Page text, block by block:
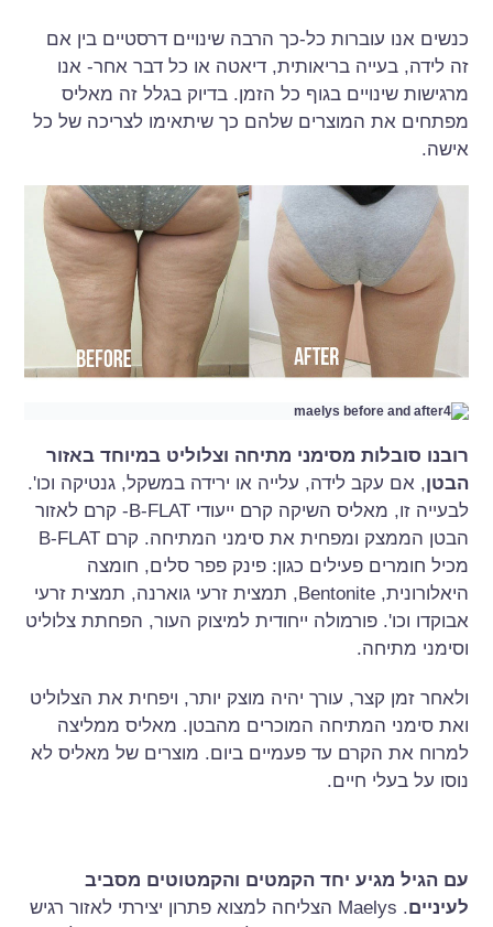
כנשים אנו עוברות כל-כך הרבה שינויים דרסטיים בין אם
זה לידה, בעייה בריאותית, דיאטה או כל דבר אחר- אנו
מרגישות שינויים בגוף כל הזמן. בדיוק בגלל זה מאליס
מפתחים את המוצרים שלהם כך שיתאימו לצריכה של כל
אישה.
רובנו סובלות מסימני מתיחה וצלוליט במיוחד באזור
הבטן, אם עקב לידה, עלייה או ירידה במשקל, גנטיקה וכו'.
לבעייה זו, מאליס השיקה קרם ייעודי B-FLAT- קרם לאזור
הבטן הממצק ומפחית את סימני המתיחה. קרם B-FLAT
מכיל חומרים פעילים כגון: פינק פפר סלים, חומצה
היאלורונית, Bentonite, תמצית זרעי גוארנה, תמצית זרעי
אבוקדו וכו'. פורמולה ייחודית למיצוק העור, הפחתת צלוליט
וסימני מתיחה.
ולאחר זמן קצר, עורך יהיה מוצק יותר, ויפחית את הצלוליט
ואת סימני המתיחה המוכרים מהבטן. מאליס ממליצה
למרוח את הקרם עד פעמיים ביום. מוצרים של מאליס לא
נוסו על בעלי חיים.
עם הגיל מגיע יחד הקמטים והקמטוטים מסביב
לעיניים
. Maelys הצליחה למצוא פתרון יצירתי לאזור רגיש